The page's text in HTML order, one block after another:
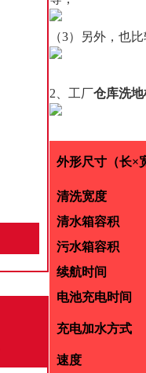
（3）另外，也
2、工厂仓库洗
外形尺寸（长×
清洗宽度
清水箱容积
污水箱容积
续航时间
电池充电时间
充电加水方式
速度